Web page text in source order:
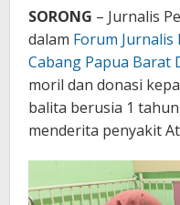
SORONG – Jurnalis
dalam Forum Jurnalis
Cabang Papua Barat
moril dan donasi
balita berusia 1
menderita penyakit